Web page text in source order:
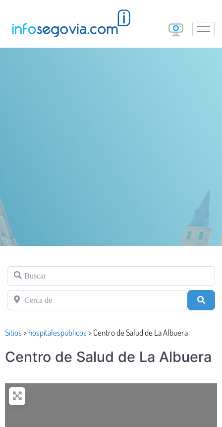
Buscar
Cerca de
Sitios >hospitalespublicos >Centro de Salud de La Albuera
Centro de Salud de La Albuera